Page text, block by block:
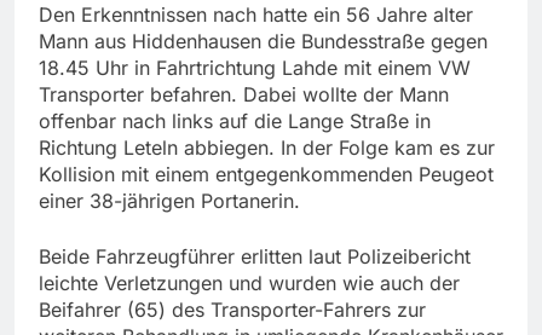
Den Erkenntnissen nach hatte ein 56 Jahre alter
Mann aus Hiddenhausen die Bundesstraße gegen
18.45 Uhr in Fahrtrichtung Lahde mit einem VW
Transporter befahren. Dabei wollte der Mann
offenbar nach links auf die Lange Straße in
Richtung Leteln abbiegen. In der Folge kam es zur
Kollision mit einem entgegenkommenden Peugeot
einer 38-jährigen Portanerin.
Beide Fahrzeugführer erlitten laut Polizeibericht
leichte Verletzungen und wurden wie auch der
Beifahrer (65) des Transporter-Fahrers zur